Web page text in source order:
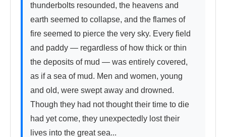
thunderbolts resounded, the heavens and
earth seemed to collapse, and the flames of
fire seemed to pierce the very sky. Every field
and paddy — regardless of how thick or thin
the deposits of mud — was entirely covered,
as if a sea of mud. Men and women, young
and old, were swept away and drowned.
Though they had not thought their time to die
had yet come, they unexpectedly lost their
lives into the great sea...